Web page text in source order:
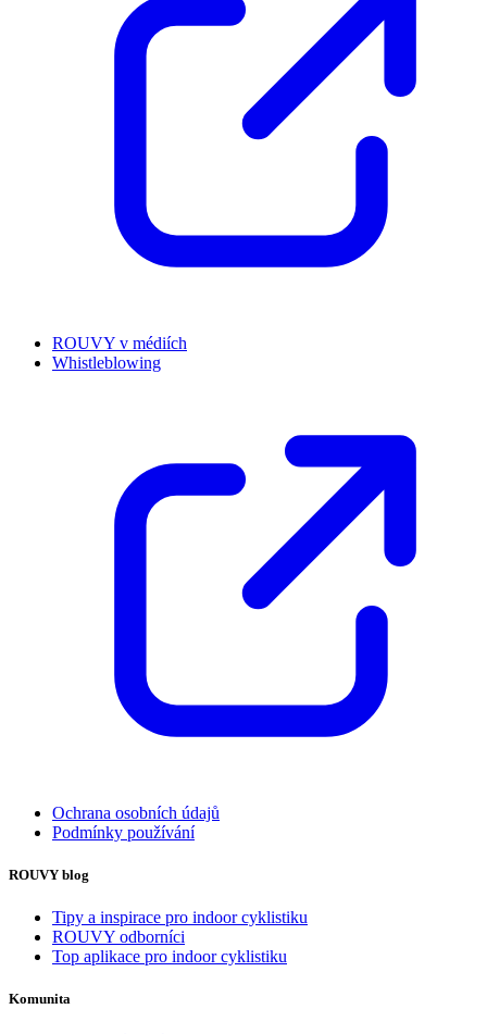
ROUVY v médiích
Whistleblowing
Ochrana osobních údajů
Podmínky používání
ROUVY blog
Tipy a inspirace pro indoor cyklistiku
ROUVY odborníci
Top aplikace pro indoor cyklistiku
Komunita